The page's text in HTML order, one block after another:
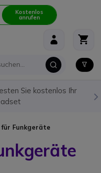
Kostenlos
anrufen
Sie kostenlos Ihr
für Funkgeräte